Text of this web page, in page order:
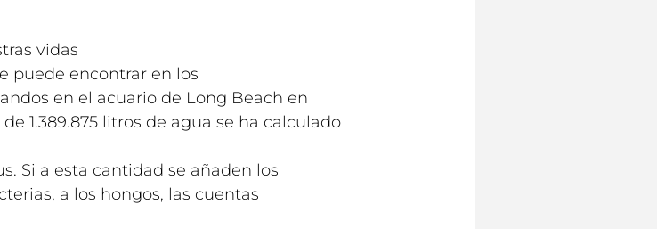
vidas
puede encontrar en los
en el acuario de Long Beach en
1.389.875 litros de agua se ha calculado
Si a esta cantidad se añaden los
a los hongos, las cuentas